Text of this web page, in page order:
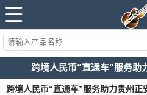
跨境人民币“直通车”服务助
跨境人民币“直通车”服务助力贵州正